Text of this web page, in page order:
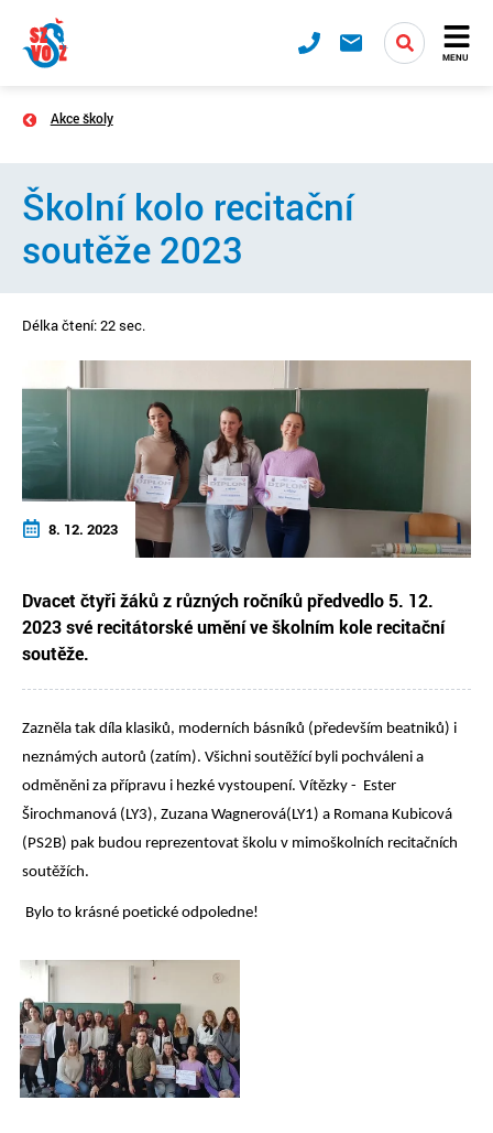
MENU
Akce školy
Školní kolo recitační
soutěže 2023
Délka čtení: 22 sec.
8. 12. 2023
Dvacet čtyři žáků z různých ročníků předvedlo 5. 12.
2023 své recitátorské umění ve školním kole recitační
soutěže.
Zazněla tak díla klasiků, moderních básníků (především beatniků) i
neznámých autorů (zatím). Všichni soutěžící byli pochváleni a
odměněni za přípravu i hezké vystoupení. Vítězky - Ester
Širochmanová (LY3), Zuzana Wagnerová(LY1) a Romana Kubicová
(PS2B) pak budou reprezentovat školu v mimoškolních recitačních
soutěžích.
Bylo to krásné poetické odpoledne!